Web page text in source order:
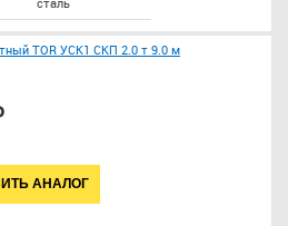
TOR УСК1 СКП 2.0 т 9.0 м
АНАЛОГ